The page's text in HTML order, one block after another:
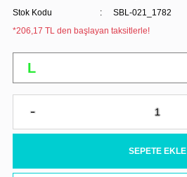
Stok Kodu
SBL-021_1782
*206,17 TL den başlayan taksitlerle!
SEPETE EKLE